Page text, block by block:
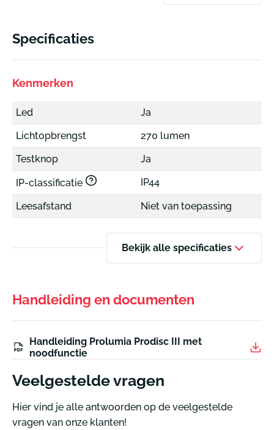
Specificaties
Kenmerken
Led
Ja
Lichtopbrengst
270 lumen
Testknop
Ja
IP-classificatie IP44
Leesafstand Niet van toepassing
Bekijk alle specificaties
Handleiding en documenten
Handleiding Prolumia Prodisc III met
noodfunctie
Veelgestelde vragen
Hier vind je alle antwoorden op de veelgestelde
vragen van onze klanten!